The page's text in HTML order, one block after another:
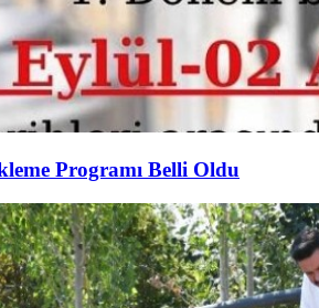
Programı Belli Oldu